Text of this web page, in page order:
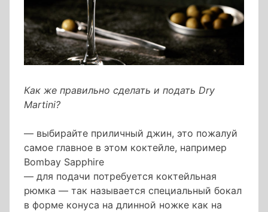
Как же правильно сделать и подать Dry
Martini?
— выбирайте приличный джин, это пожалуй
самое главное в этом коктейле, например
Bombay Sapphire
— для подачи потребуется коктейльная
рюмка — так называется специальный бокал
в форме конуса на длинной ножке как на